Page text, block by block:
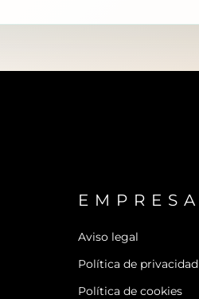
EMPRESA
Aviso legal
Política de privacidad
Política de cookies